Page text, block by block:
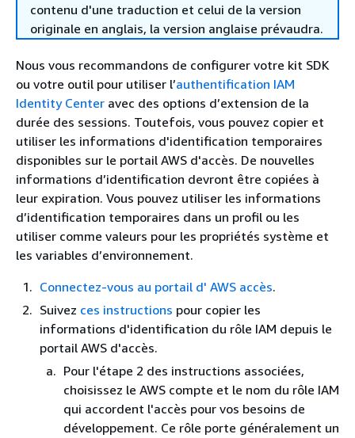
contenu d'une traduction et celui de la version
originale en anglais, la version anglaise prévaudra.
Nous vous recommandons de configurer votre kit SDK
ou votre outil pour utiliser l’authentification IAM
Identity Center avec des options d’extension de la
durée des sessions. Toutefois, vous pouvez copier et
utiliser les informations d'identification temporaires
disponibles sur le portail AWS d'accès. De nouvelles
informations d’identification devront être copiées à
leur expiration. Vous pouvez utiliser les informations
d’identification temporaires dans un profil ou les
utiliser comme valeurs pour les propriétés système et
les variables d’environnement.
Connectez-vous au portail d' AWS accès.
Suivez ces instructions pour copier les
informations d'identification du rôle IAM depuis le
portail AWS d'accès.
Pour l'étape 2 des instructions associées,
choisissez le AWS compte et le nom du rôle IAM
qui accordent l'accès pour vos besoins de
développement. Ce rôle porte généralement un